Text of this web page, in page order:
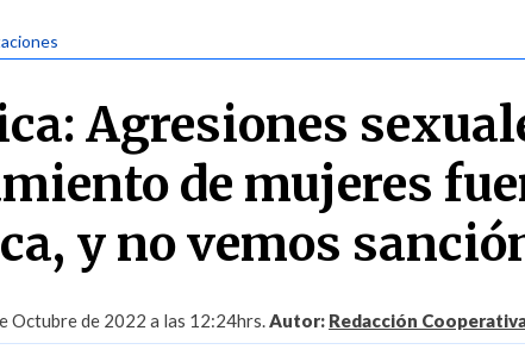
Agresiones
de mujeres
y no vemos
Octubre de 2022 a las 12:24hrs.Autor: Redacción